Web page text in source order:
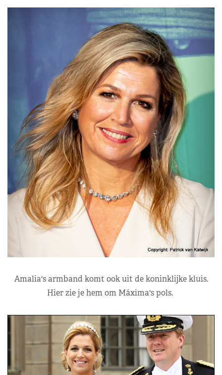
Amalia's armband komt ook uit de koninklijke kluis.
Hier zie je hem om Máxima's pols.